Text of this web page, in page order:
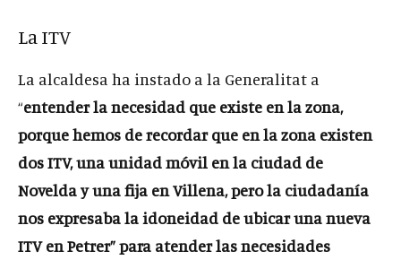
La ITV
La alcaldesa ha instado a la Generalitat a
“entender la necesidad que existe en la zona,
porque hemos de recordar que en la zona existen
dos ITV, una unidad móvil en la ciudad de
Novelda y una fija en Villena, pero la ciudadanía
nos expresaba la idoneidad de ubicar una nueva
ITV en Petrer” para atender las necesidades